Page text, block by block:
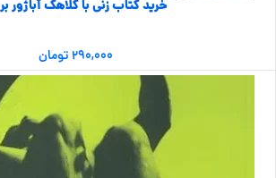
خرید کتاب زنی با کلاهک آباژور
۲۹۰,۰۰۰تومان